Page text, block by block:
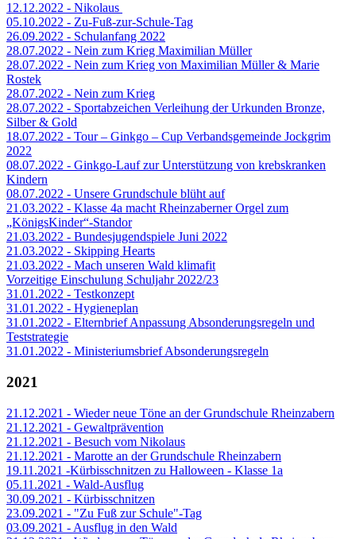
12.12.2022 - Nikolaus
05.10.2022 - Zu-Fuß-zur-Schule-Tag
26.09.2022 - Schulanfang 2022
28.07.2022 - Nein zum Krieg Maximilian Müller
28.07.2022 - Nein zum Krieg von Maximilian Müller & Marie
Rostek
28.07.2022 - Nein zum Krieg
28.07.2022 - Sportabzeichen Verleihung der Urkunden Bronze,
Silber & Gold
18.07.2022 - Tour – Ginkgo – Cup Verbandsgemeinde Jockgrim
2022
08.07.2022 - Ginkgo-Lauf zur Unterstützung von krebskranken
Kindern
08.07.2022 - Unsere Grundschule blüht auf
21.03.2022 - Klasse 4a macht Rheinzaberner Orgel zum
„KönigsKinder“-Standor
21.03.2022 - Bundesjugendspiele Juni 2022
21.03.2022 - Skipping Hearts
21.03.2022 - Mach unseren Wald klimafit
Vorzeitige Einschulung Schuljahr 2022/23
31.01.2022 - Testkonzept
31.01.2022 - Hygieneplan
31.01.2022 - Elternbrief Anpassung Absonderungsregeln und
Teststrategie
31.01.2022 - Ministeriumsbrief Absonderungsregeln
2021
21.12.2021 - Wieder neue Töne an der Grundschule Rheinzabern
21.12.2021 - Gewaltprävention
21.12.2021 - Besuch vom Nikolaus
21.12.2021 - Marotte an der Grundschule Rheinzabern
19.11.2021 -Kürbisschnitzen zu Halloween - Klasse 1a
05.11.2021 - Wald-Ausflug
30.09.2021 - Kürbisschnitzen
23.09.2021 - "Zu Fuß zur Schule"-Tag
03.09.2021 - Ausflug in den Wald